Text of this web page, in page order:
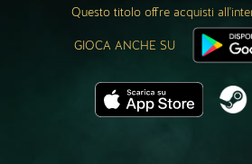
Questo titolo offre acquisti
GIOCA ANCHE SU